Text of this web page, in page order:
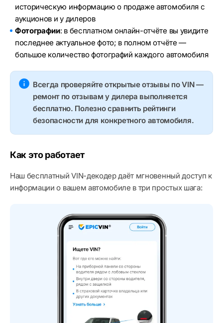
историческую информацию о продаже автомобиля с
аукционов и у дилеров
Фотографии: в бесплатном онлайн-отчёте вы увидите
последнее актуальное фото; в полном отчёте —
большое количество фотографий каждого автомобиля
Всегда проверяйте открытые отзывы по VIN —
ремонт по отзывам у дилера выполняется
бесплатно. Полезно сравнить рейтинги
безопасности для конкретного автомобиля.
Как это работает
Наш бесплатный VIN-декодер даёт мгновенный доступ к
информации о вашем автомобиле в три простых шага: